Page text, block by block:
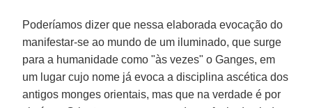
Poderíamos dizer que nessa elaborada evocação do
manifestar-se ao mundo de um iluminado, que surge
para a humanidade como "às vezes" o Ganges, em
um lugar cujo nome já evoca a disciplina ascética dos
antigos monges orientais, mas que na verdade é por